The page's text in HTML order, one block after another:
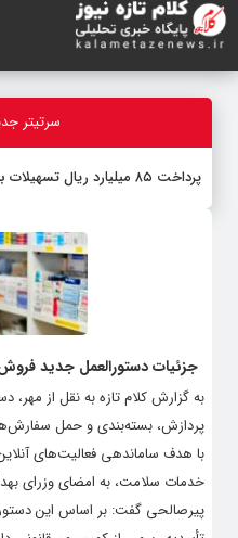
سرتیتر
پرداخت ۸۵ میلیارد ریال تسهیلات به عشایر چناران
جزئیات دستورالعمل جدید فروش
به گزارش کلام تازه به نقل از مهر،
پردازش، بسته‌بندی و حمل
با هدف ساماندهی فعالیت‌های
خدمات سلامت، به امضای وزرای
پیرصالحی گفت: بر اساس این